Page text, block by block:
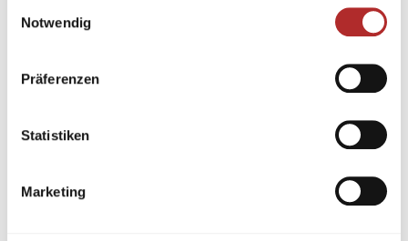
Notwendig
Präferenzen
Statistiken
Marketing